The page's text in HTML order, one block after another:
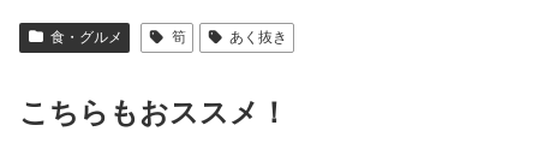
食・グルメ 筍 あく抜き
こちらもおススメ！